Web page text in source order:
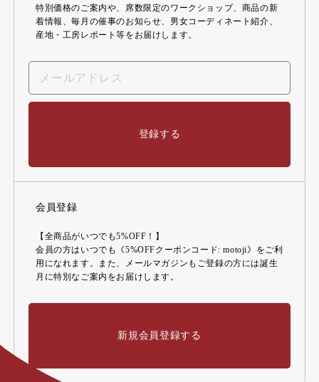
特別価格のご案内や、席数限定のワークショップ、商品の新
着情報、毎月の催事のお知らせ、男女コーディネート紹介、
産地・工房レポート等をお届けします。
登録する
会員登録
【全商品がいつでも5%OFF！】
会員の方はいつでも《5%OFFクーポンコード: motoji》をご利
用になれます。また、メールマガジンもご登録の方には誕生
月に特別なご案内をお届けします。
新規会員登録する